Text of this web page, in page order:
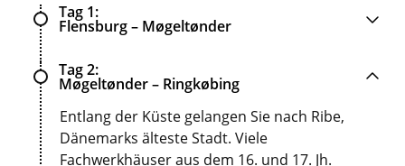
Tag 1
Flensburg – Møgeltønder
Tag 2
Møgeltønder – Ringkøbing
Entlang der Küste gelangen Sie nach Ribe,
Dänemarks älteste Stadt. Viele
Fachwerkhäuser aus dem 16. und 17. Jh.